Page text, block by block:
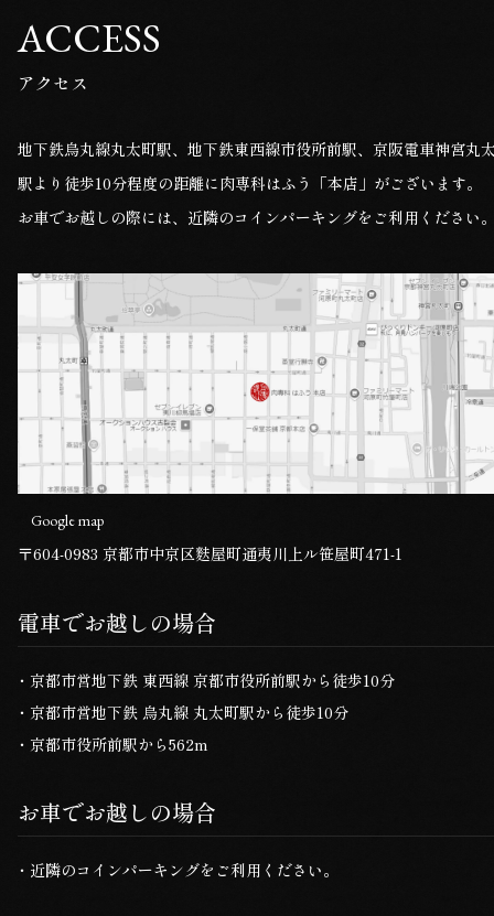
ACCESS
アクセス
地下鉄烏丸線丸太町駅、地下鉄東西線市役所前駅、京阪電車神宮丸
駅より徒歩10分程度の距離に肉専科はふう「本店」がございます。
お車でお越しの際には、近隣のコインパーキングをご利用ください
〒604-0983 京都市中京区麩屋町通夷川上ル笹屋町471-1
Google map
電車でお越しの場合
京都市営地下鉄 東西線 京都市役所前駅から徒歩10分
京都市営地下鉄 烏丸線 丸太町駅から徒歩10分
京都市役所前駅から562m
お車でお越しの場合
近隣のコインパーキングをご利用ください。